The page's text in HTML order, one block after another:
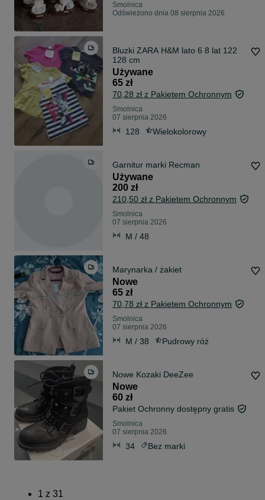
Smolnica
Odświeżono dnia 08 sierpnia 2026
Bluzki ZARA H&M lato 6 8 lat 122
128 cm
Używane
65 zł
70,28 zł z Pakietem Ochronnym
Smolnica
07 sierpnia 2026
128 Wielokolorowy
Garnitur marki Recman
Używane
200 zł
210,50 zł z Pakietem Ochronnym
Smolnica
07 sierpnia 2026
M / 48
Marynarka / żakiet
Nowe
65 zł
70,78 zł z Pakietem Ochronnym
Smolnica
07 sierpnia 2026
M / 38 Pudrowy róż
Nowe Kozaki DeeZee
Nowe
60 zł
Pakiet Ochronny dostępny gratis
Smolnica
07 sierpnia 2026
34 Bez marki
1 z 31